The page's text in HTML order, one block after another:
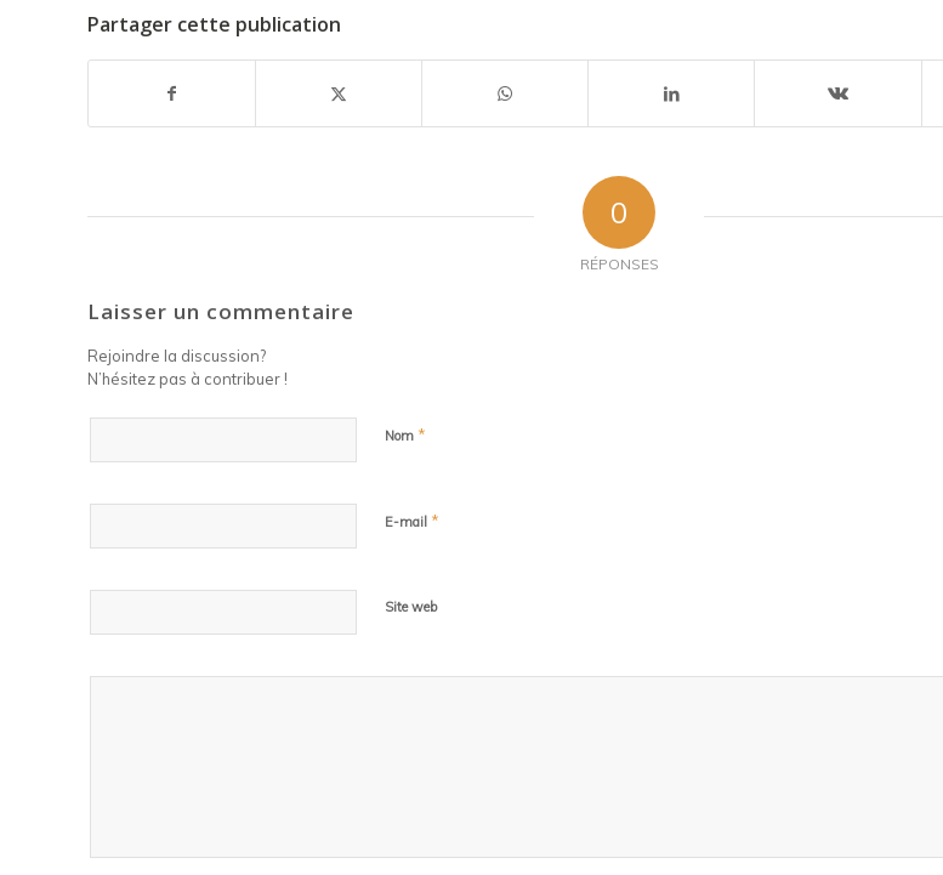
Partager cette publication
0
RÉPONSES
Laisser un commentaire
Rejoindre la discussion?
N’hésitez pas à contribuer !
Nom *
E-mail *
Site web